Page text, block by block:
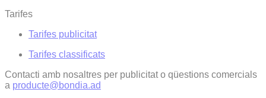
Tarifes
Tarifes publicitat
Tarifes classificats
Contacti amb nosaltres per publicitat o qüestions comercials
a producte@bondia.ad